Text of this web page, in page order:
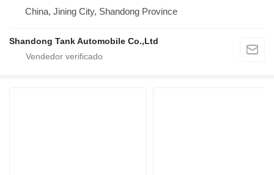
China, Jining City, Shandong Province
Shandong Tank Automobile Co.,Ltd